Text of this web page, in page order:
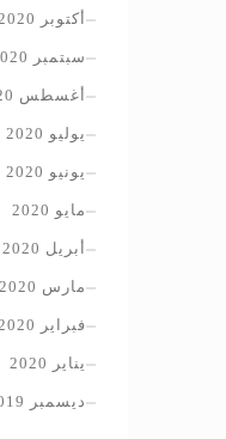
أكتوبر 2020
سبتمبر 2020
أغسطس 2020
يوليو 2020
يونيو 2020
مايو 2020
أبريل 2020
مارس 2020
فبراير 2020
يناير 2020
ديسمبر 2019